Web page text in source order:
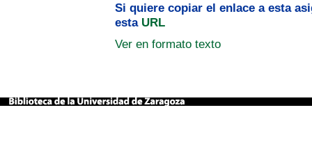
Si quiere copiar el enlace a esta
esta URL
Ver en formato texto